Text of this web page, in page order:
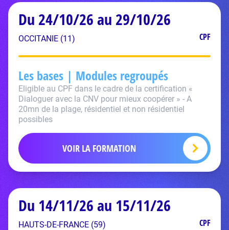
Du 24/10/26 au 29/10/26
OCCITANIE (11) CPF
Les bases | Modules regroupés
Eligible au CPF dans le cadre de la certification «
Dialoguer avec la CNV pour mieux coopérer » - A
20mn de la plage, résidentiel et non résidentiel
possibles
VOIR LA FORMATION
Du 14/11/26 au 15/11/26
HAUTS-DE-FRANCE (59) CPF